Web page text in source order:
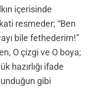
içerisinde
resmeder; “Ben
bile fethederim!”
O çizgi ve O boya;
hazırlığı ifade
gibi